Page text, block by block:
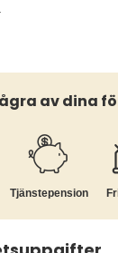
av dina
Tjänste­pension